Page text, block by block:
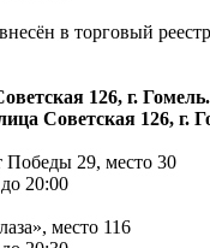
в торговый
126, г. Гомель.
Советская 126, г.
Победы 29, место 30
20:00
место 116